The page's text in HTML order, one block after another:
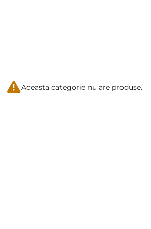
Aceasta categorie nu are produse.